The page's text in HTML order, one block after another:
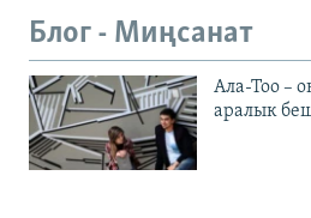
Блог - Миңсанат
Ала-Тоо –
аралык